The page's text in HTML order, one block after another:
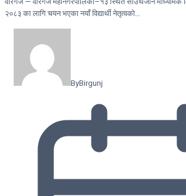
२०८३ का लागि चयन भएका नयाँ विद्यार्थी नेतृत्वको…
ByBirgunj